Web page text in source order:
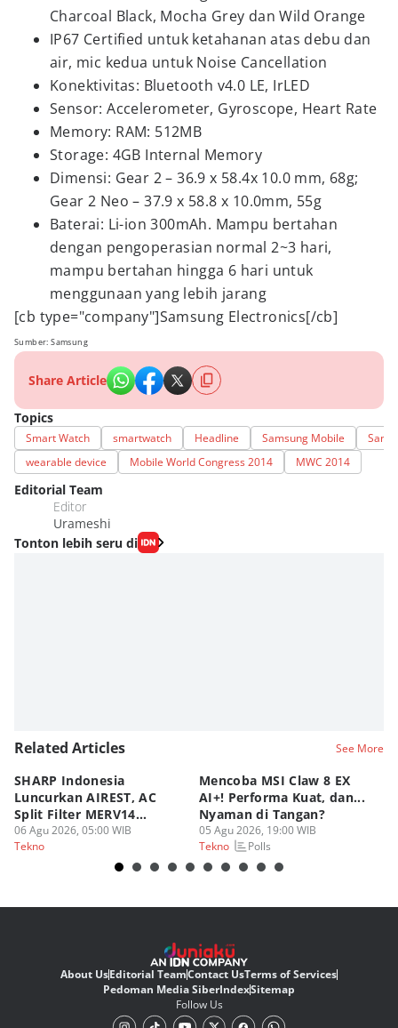
Charcoal Black, Mocha Grey dan Wild Orange
IP67 Certified untuk ketahanan atas debu dan
air, mic kedua untuk Noise Cancellation
Konektivitas: Bluetooth v4.0 LE, IrLED
Sensor: Accelerometer, Gyroscope, Heart Rate
Memory: RAM: 512MB
Storage: 4GB Internal Memory
Dimensi: Gear 2 – 36.9 x 58.4x 10.0 mm, 68g;
Gear 2 Neo – 37.9 x 58.8 x 10.0mm, 55g
Baterai: Li-ion 300mAh. Mampu bertahan
dengan pengoperasian normal 2~3 hari,
mampu bertahan hingga 6 hari untuk
menggunaan yang lebih jarang
[cb type="company"]Samsung Electronics[/cb]
Sumber: Samsung
Share Article
Topics
Smart Watch smartwatch Headline Samsung Mobile
wearable device
Mobile World Congress 2014 MWC 2014
Editorial Team
Editor
Urameshi
Tonton lebih seru di
Related Articles See More
SHARP Indonesia
Luncurkan AIREST, AC
Split Filter MERV14
Perdana!
06 Agu 2026, 05:00 WIB
Tekno
Mencoba MSI Claw 8 EX
AI+! Performa Kuat, dan...
Nyaman di Tangan?
05 Agu 2026, 19:00 WIB
Tekno
Polls
About UsEditorial TeamContact UsTerms of Services
Pedoman Media SiberIndexSitemap
Follow Us